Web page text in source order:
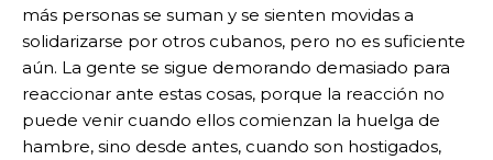
más personas se suman y se sienten movidas a
solidarizarse por otros cubanos, pero no es suficiente
aún. La gente se sigue demorando demasiado para
reaccionar ante estas cosas, porque la reacción no
puede venir cuando ellos comienzan la huelga de
hambre, sino desde antes, cuando son hostigados,